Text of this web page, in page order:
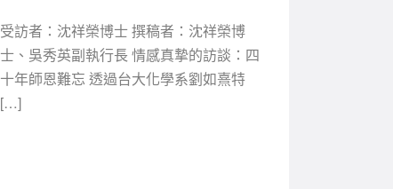
受訪者：沈祥榮博士 撰稿者：沈祥榮博
士、吳秀英副執行長 情感真摯的訪談：四
十年師恩難忘 透過台大化學系劉如熹特
[…]